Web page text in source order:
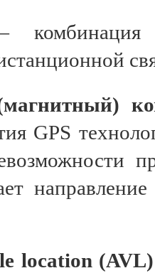
комбинация
GPS
location